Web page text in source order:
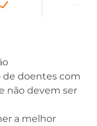
doentes com
não devem ser
a melhor